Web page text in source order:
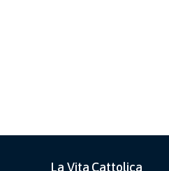
La Vita Cattolica